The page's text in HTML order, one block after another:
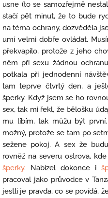
usne (to se samozřejmě
stačí pět minut, že to bude
na téma ochrany, dozvěděla
umí velmi dobře ovládat.
překvapilo, protože z jeho
něm při sexu žádnou
potkala při jednodenní
tam teprve čtvrtý den, a
šperky. Když jsem se ho
sex, tak mi řekl, že bělošku
mu líbím, tak můžu být
možný, protože se tam po
sežene pokoj. A sex že
rovněž na severu ostrova,
šperky. Nabízel dokonce i
pracoval jako průvodce v
jestli je pravda, co se povídá,